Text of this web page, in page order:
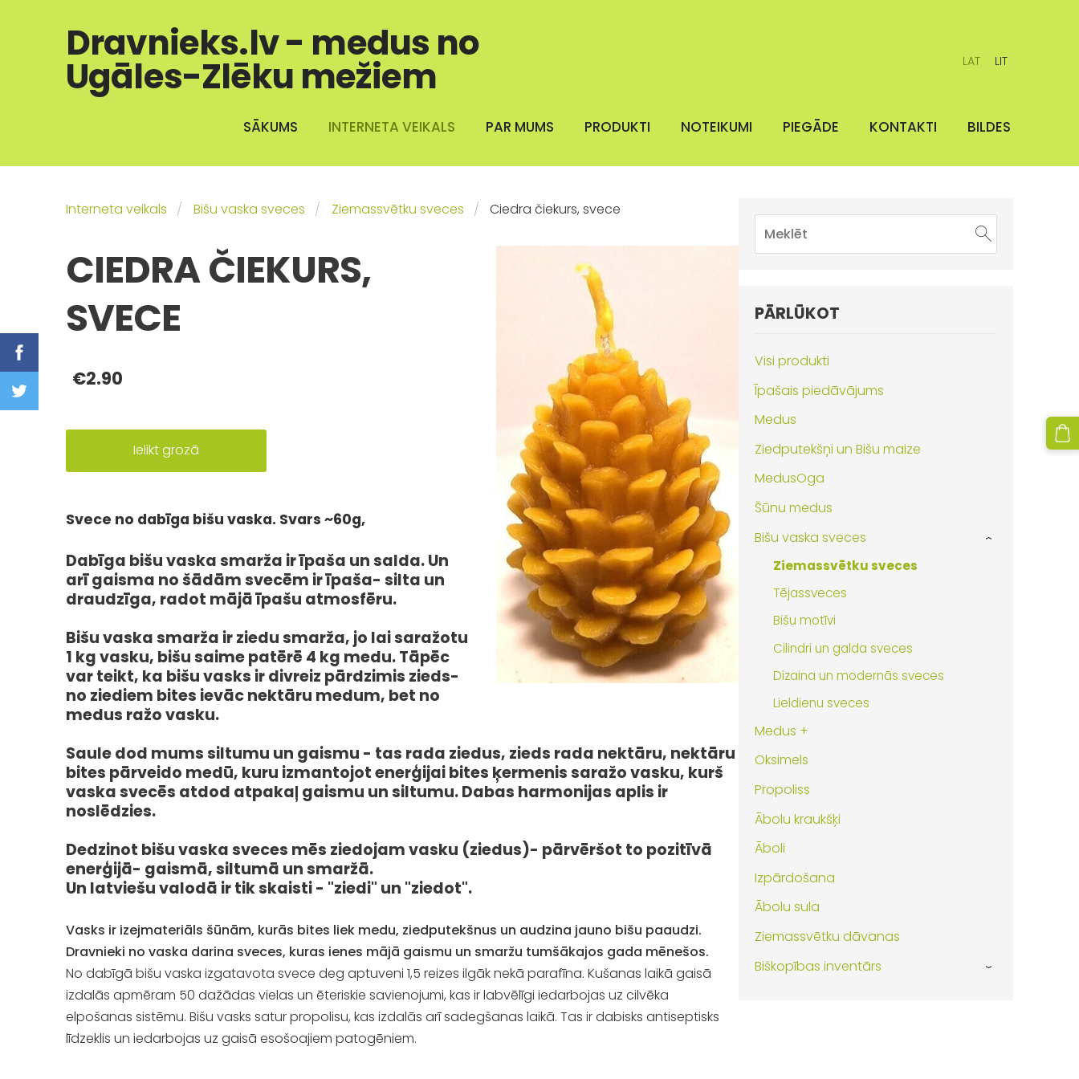
Dravnieks.lv - medus no
Ugāles-Zlēku mežiem
SĀKUMS INTERNETA VEIKALS PAR MUMS PRODUKTI NOTEIKUMI PIEGĀDE KONTAKTI BILDES
LAT LIT
PĀRLŪKOT
Visi produkti
Īpašais piedāvājums
Medus
Ziedputekšņi un Bišu maize
MedusOga
Šūnu medus
Bišu vaska sveces
Ziemassvētku sveces
Tējassveces
Bišu motīvi
Cilindri un galda sveces
Dizaina un modernās sveces
Lieldienu sveces
›
Medus +
Oksimels
Propoliss
Ābolu kraukšķi
Āboli
Izpārdošana
Ābolu sula
Ziemassvētku dāvanas
Biškopības inventārs
›
Interneta veikals Bišu vaska sveces Ziemassvētku sveces Ciedra čiekurs, svece
CIEDRA ČIEKURS,
SVECE
€2.90
Ielikt grozā
Svece no dabīga bišu vaska. Svars ~60g,
Dabīga bišu vaska smarža ir īpaša un salda. Un
arī gaisma no šādām svecēm ir īpaša- silta un
draudzīga, radot mājā īpašu atmosfēru.
Bišu vaska smarža ir ziedu smarža, jo lai saražotu
1 kg vasku, bišu saime patērē 4 kg medu. Tāpēc
var teikt, ka bišu vasks ir divreiz pārdzimis zieds-
no ziediem bites ievāc nektāru medum, bet no
medus ražo vasku.
Saule dod mums siltumu un gaismu - tas rada ziedus, zieds rada nektāru, nektāru
bites pārveido medū, kuru izmantojot enerģijai bites ķermenis saražo vasku, kurš
vaska svecēs atdod atpakaļ gaismu un siltumu. Dabas harmonijas aplis ir
noslēdzies.
Dedzinot bišu vaska sveces mēs ziedojam vasku (ziedus)- pārvēršot to pozitīvā
enerģijā- gaismā, siltumā un smaržā.
Un latviešu valodā ir tik skaisti - "ziedi" un "ziedot".
Vasks ir izejmateriāls šūnām, kurās bites liek medu, ziedputekšnus un audzina jauno bišu paaudzi.
Dravnieki no vaska darina sveces, kuras ienes mājā gaismu un smaržu tumšākajos gada mēnešos.
No dabīgā bišu vaska izgatavota svece deg aptuveni 1,5 reizes ilgāk nekā parafīna. Kušanas laikā gaisā
izdalās apmēram 50 dažādas vielas un ēteriskie savienojumi, kas ir labvēlīgi iedarbojas uz cilvēka
elpošanas sistēmu. Bišu vasks satur propolisu, kas izdalās arī sadegšanas laikā. Tas ir dabisks antiseptisks
līdzeklis un iedarbojas uz gaisā esošoajiem patogēniem.